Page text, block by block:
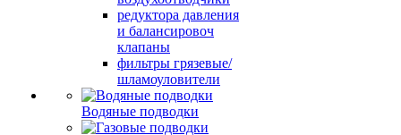
редуктора давления
и балансировоч
клапаны
фильтры грязевые/
шламоуловители
Водяные подводки